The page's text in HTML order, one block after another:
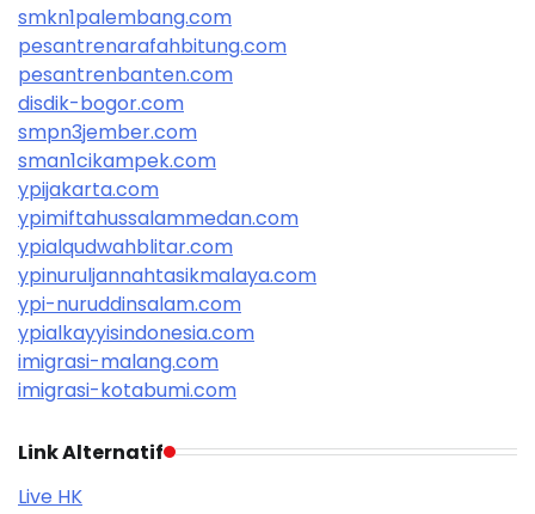
smkn1palembang.com
pesantrenarafahbitung.com
pesantrenbanten.com
disdik-bogor.com
smpn3jember.com
sman1cikampek.com
ypijakarta.com
ypimiftahussalammedan.com
ypialqudwahblitar.com
ypinuruljannahtasikmalaya.com
ypi-nuruddinsalam.com
ypialkayyisindonesia.com
imigrasi-malang.com
imigrasi-kotabumi.com
Link Alternatif
Live HK